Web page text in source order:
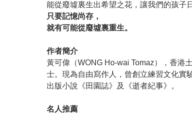
能從廢墟裏生出希望之花，讓我們的孩子
只要記憶尚存，
就有可能從廢墟裏重生。
作者簡介
黃可偉（WONG Ho-wai Tomaz），香港
士。現為自由寫作人，曾創立練習文化實
出版小說《田園誌》及《逝者紀事》。
名人推薦